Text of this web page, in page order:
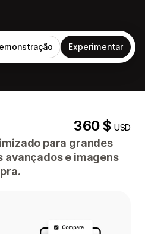
Experimentar
360 $USD
para grandes
e imagens